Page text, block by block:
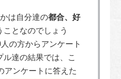
は自分達の都合、好
ことなのでしょう
の方からアンケート
ル達の結果では、こ
アンケートに答えた